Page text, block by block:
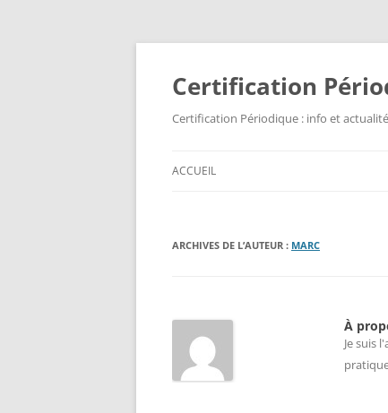
Aller
Certification
Certification Périodique : info et
ACCUEIL
ARCHIVES DE L’AUTEUR : MARC
À
Je suis